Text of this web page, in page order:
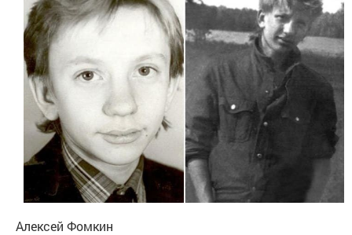
Алексей Фомкин